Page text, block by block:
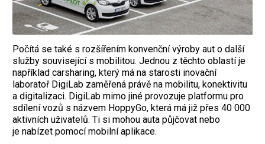
Počítá se také s rozšířením konvenční výroby aut o další
služby související s mobilitou. Jednou z těchto oblastí je
například carsharing, který má na starosti inovační
laboratoř DigiLab zaměřená právě na mobilitu, konektivitu
a digitalizaci. DigiLab mimo jiné provozuje platformu pro
sdílení vozů s názvem HoppyGo, která má již přes 40 000
aktivních uživatelů. Ti si mohou auta půjčovat nebo
je nabízet pomocí mobilní aplikace.